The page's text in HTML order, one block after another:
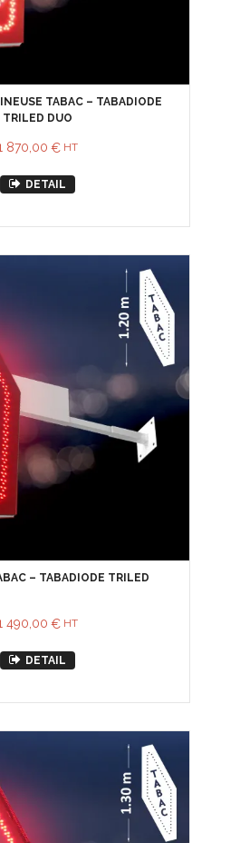
TABAC – TABADIODE
TRILED DUO
870,00 € HT
DETAIL
– TABADIODE TRILED
490,00 € HT
DETAIL